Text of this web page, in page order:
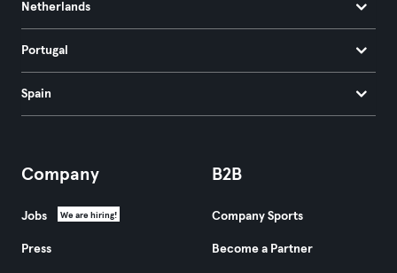
Netherlands
Portugal
Spain
Company
Jobs We are hiring!
Press
B2B
Company Sports
Become a Partner